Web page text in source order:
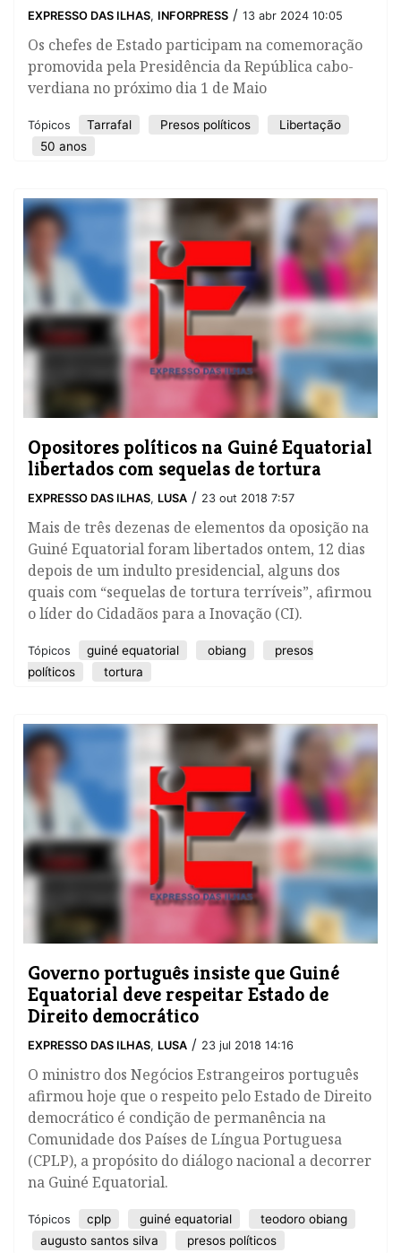
EXPRESSO DAS ILHAS, INFORPRESS / 13 abr 2024 10:05
Os chefes de Estado participam na comemoração
promovida pela Presidência da República cabo-
verdiana no próximo dia 1 de Maio
Tópicos Tarrafal Presos políticos
Libertação
50 anos
Opositores políticos na Guiné Equatorial
libertados com sequelas de tortura
EXPRESSO DAS ILHAS, LUSA / 23 out 2018 7:57
​Mais de três dezenas de elementos da oposição na
Guiné Equatorial foram libertados ontem, 12 dias
depois de um indulto presidencial, alguns dos
quais com “sequelas de tortura terríveis”, afirmou
o líder do Cidadãos para a Inovação (CI).
Tópicos guiné equatorial obiang
presos
políticos
tortura
Governo português insiste que Guiné
Equatorial deve respeitar Estado de
Direito democrático
EXPRESSO DAS ILHAS, LUSA / 23 jul 2018 14:16
​O ministro dos Negócios Estrangeiros português
afirmou hoje que o respeito pelo Estado de Direito
democrático é condição de permanência na
Comunidade dos Países de Língua Portuguesa
(CPLP), a propósito do diálogo nacional a decorrer
na Guiné Equatorial.
Tópicos cplp guiné equatorial
teodoro obiang
augusto santos silva
presos políticos